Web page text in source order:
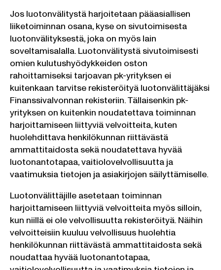
Jos luotonvälitystä harjoitetaan pääasiallisen
liiketoiminnan osana, kyse on sivutoimisesta
luotonvälityksestä, joka on myös lain
soveltamisalalla. Luotonvälitystä sivutoimisesti
omien kulutushyödykkeiden oston
rahoittamiseksi tarjoavan pk-yrityksen ei
kuitenkaan tarvitse rekisteröityä luotonvälittäjäksi
Finanssivalvonnan rekisteriin. Tällaisenkin pk-
yrityksen on kuitenkin noudatettava toiminnan
harjoittamiseen liittyviä velvoitteita, kuten
huolehdittava henkilökunnan riittävästä
ammattitaidosta sekä noudatettava hyvää
luotonantotapaa, vaitiolovelvollisuutta ja
vaatimuksia tietojen ja asiakirjojen säilyttämiselle.
Luotonvälittäjille asetetaan toiminnan
harjoittamiseen liittyviä velvoitteita myös silloin,
kun niillä ei ole velvollisuutta rekisteröityä. Näihin
velvoitteisiin kuuluu velvollisuus huolehtia
henkilökunnan riittävästä ammattitaidosta sekä
noudattaa hyvää luotonantotapaa,